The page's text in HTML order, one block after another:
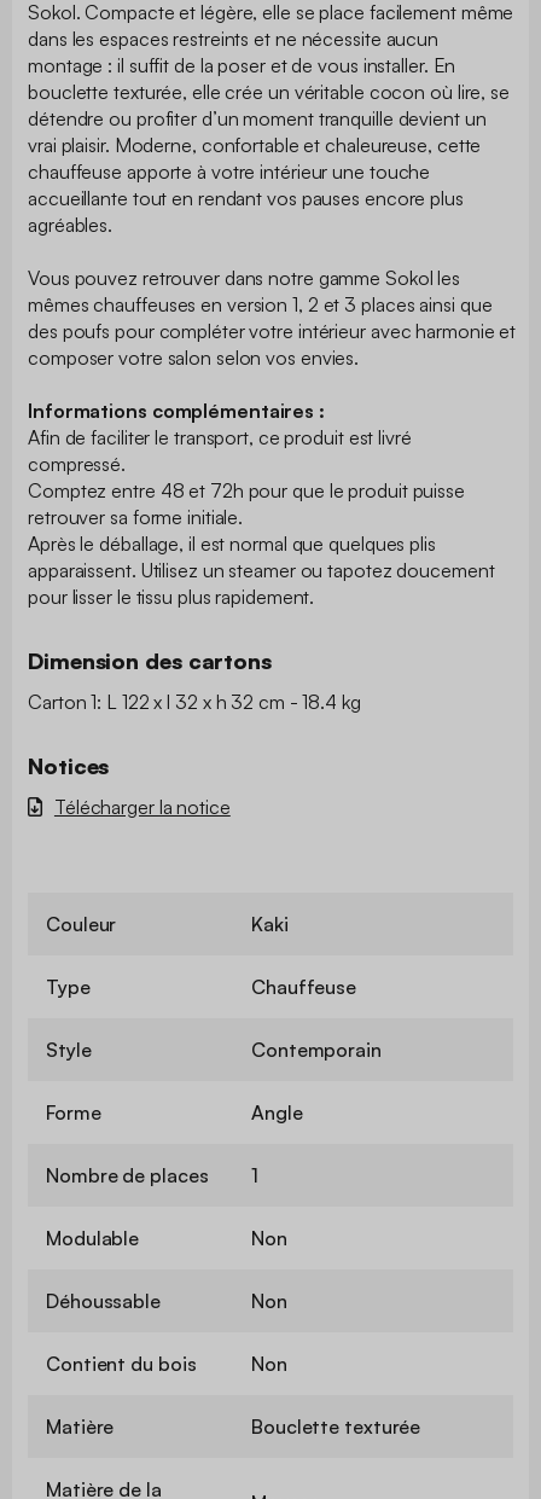
Sokol. Compacte et légère, elle se place facilement même
dans les espaces restreints et ne nécessite aucun
montage : il suffit de la poser et de vous installer. En
bouclette texturée, elle crée un véritable cocon où lire, se
détendre ou profiter d’un moment tranquille devient un
vrai plaisir. Moderne, confortable et chaleureuse, cette
chauffeuse apporte à votre intérieur une touche
accueillante tout en rendant vos pauses encore plus
agréables.
Vous pouvez retrouver dans notre gamme Sokol les
mêmes chauffeuses en version 1, 2 et 3 places ainsi que
des poufs pour compléter votre intérieur avec harmonie et
composer votre salon selon vos envies.
Informations complémentaires :
Afin de faciliter le transport, ce produit est livré
compressé.
Comptez entre 48 et 72h pour que le produit puisse
retrouver sa forme initiale.
Après le déballage, il est normal que quelques plis
apparaissent. Utilisez un steamer ou tapotez doucement
pour lisser le tissu plus rapidement.
Dimension des cartons
Carton 1: L 122 x l 32 x h 32 cm - 18.4 kg
Notices
Télécharger la notice
Couleur Kaki
Type Chauffeuse
Style Contemporain
Forme Angle
Nombre de places 1
Modulable Non
Déhoussable Non
Contient du bois Non
Matière Bouclette texturée
Matière de la